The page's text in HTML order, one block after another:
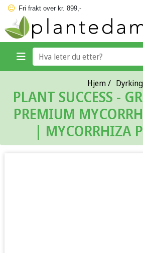
Fri frakt over kr. 899,-
Hjem / Dyrking
PLANT SUCCESS -
PREMIUM
| MYCORRHIZA